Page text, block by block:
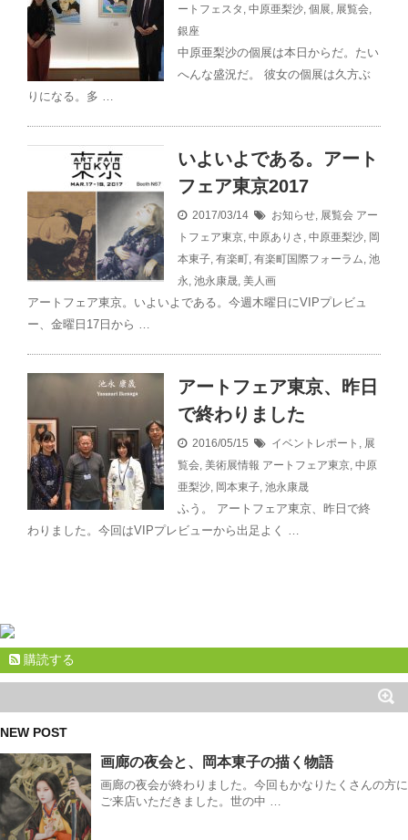
ートフェスタ , 中原亜梨沙, 個展, 展覧会,
銀座
中原亜梨沙の個展は本日からだ。たい
へんな盛況だ。 彼女の個展は久方ぶ
りになる。多 …
いよいよである。アート
フェア東京2017
2017/03/14 お知らせ, 展覧会 アー
トフェア東京, 中原ありさ , 中原亜梨沙, 岡
本東子, 有楽町, 有楽町国際フォーラム, 池
永, 池永康晟, 美人画
アートフェア東京。いよいよである。今週木曜日にVIPプレビュ
ー、金曜日17日から …
アートフェア東京、昨日
で終わりました
2016/05/15 イベントレポート , 展
覧会, 美術展情報 アートフェア東京, 中原
亜梨沙, 岡本東子, 池永康晟
ふう。 アートフェア東京、昨日で終
わりました。今回はVIPプレビューから出足よく …
購読する
NEW POST
画廊の夜会と、岡本東子の描く物語
画廊の夜会が終わりました。今回もかなりたくさんの方に
ご来店いただきました。世の中 …